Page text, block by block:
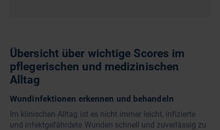
Übersicht über wichtige Scores im
pflegerischen und medizinischen
Alltag
Wundinfektionen erkennen und behandeln
Im klinischen Alltag ist es nicht immer leicht, infizierte
und infektgefährdete Wunden schnell und zuverlässig zu